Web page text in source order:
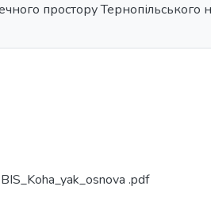
простору Тернопільського
.pdf